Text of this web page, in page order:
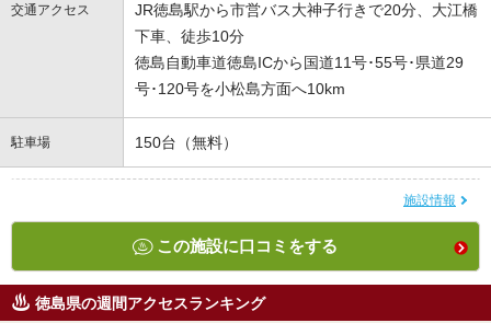
交通アクセス
JR徳島駅から市営バス大神子行きで20分、大江橋
下車、徒歩10分
徳島自動車道徳島ICから国道11号･55号･県道29
号･120号を小松島方面へ10km
駐車場 150台（無料）
施設情報
この施設に口コミをする
徳島県の週間アクセスランキング